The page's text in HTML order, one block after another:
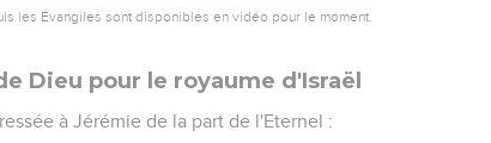
les Évangiles sont disponibles en vidéo pour le moment.
Dieu pour le royaume d'Israël
à Jérémie de la part de l'Eternel :